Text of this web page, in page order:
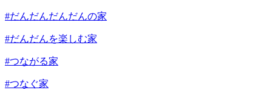
#だんだんだんだんの家
#だんだんを楽しむ家
#つながる家
#つなぐ家